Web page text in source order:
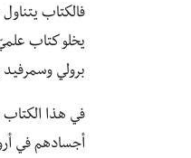
فالكتاب
يخلو كتاب
برولي
في هذا
أجسادهم في